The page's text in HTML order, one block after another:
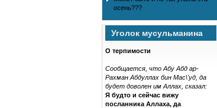
осень???
Уголок мусульманина
О терпимости
Сообщается, что Абу Абд ар-
Рахман Абдуллах бин Мас\'уд, да
будет доволен им Аллах, сказал:
Я будто и сейчас вижу
посланника Аллаха, да